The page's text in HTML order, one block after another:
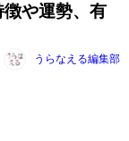
や運勢、有
うらなえる編集部